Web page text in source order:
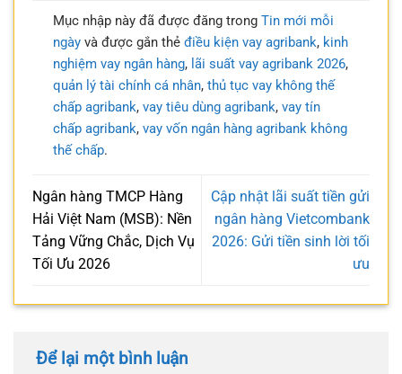
Mục nhập này đã được đăng trong Tin mới mỗi
ngàyvà được gắn thẻ điều kiện vay agribank, kinh
nghiệm vay ngân hàng, lãi suất vay agribank 2026,
quản lý tài chính cá nhân, thủ tục vay không thế
chấp agribank, vay tiêu dùng agribank, vay tín
chấp agribank, vay vốn ngân hàng agribank không
thế chấp.
Ngân hàng TMCP Hàng
Hải Việt Nam (MSB): Nền
Tảng Vững Chắc, Dịch Vụ
Tối Ưu 2026
Cập nhật lãi suất tiền gửi
ngân hàng Vietcombank
2026: Gửi tiền sinh lời tối
ưu
Để lại một bình luận